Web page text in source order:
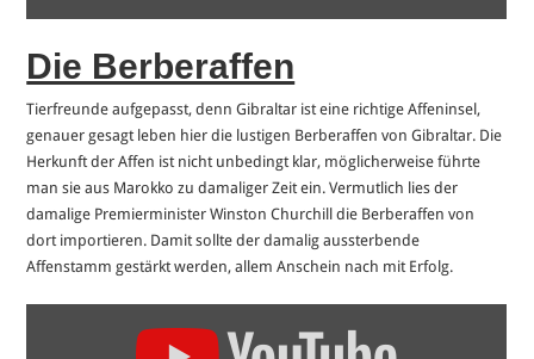
Die Berberaffen
Tierfreunde aufgepasst, denn Gibraltar ist eine richtige Affeninsel,
genauer gesagt leben hier die lustigen Berberaffen von Gibraltar. Die
Herkunft der Affen ist nicht unbedingt klar, möglicherweise führte
man sie aus Marokko zu damaliger Zeit ein. Vermutlich lies der
damalige Premierminister Winston Churchill die Berberaffen von
dort importieren. Damit sollte der damalig aussterbende
Affenstamm gestärkt werden, allem Anschein nach mit Erfolg.